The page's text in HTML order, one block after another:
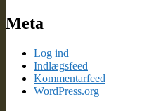
Meta
Log ind
Indlægsfeed
Kommentarfeed
WordPress.org